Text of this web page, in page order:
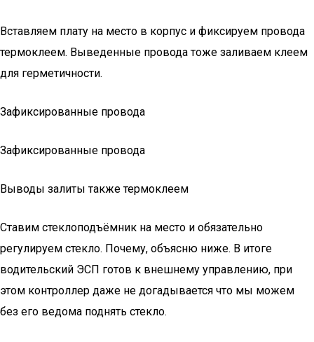
Вставляем плату на место в корпус и фиксируем провода
термоклеем. Выведенные провода тоже заливаем клеем
для герметичности.
Зафиксированные провода
Зафиксированные провода
Выводы залиты также термоклеем
Ставим стеклоподъёмник на место и обязательно
регулируем стекло. Почему, объясню ниже. В итоге
водительский ЭСП готов к внешнему управлению, при
этом контроллер даже не догадывается что мы можем
без его ведома поднять стекло.